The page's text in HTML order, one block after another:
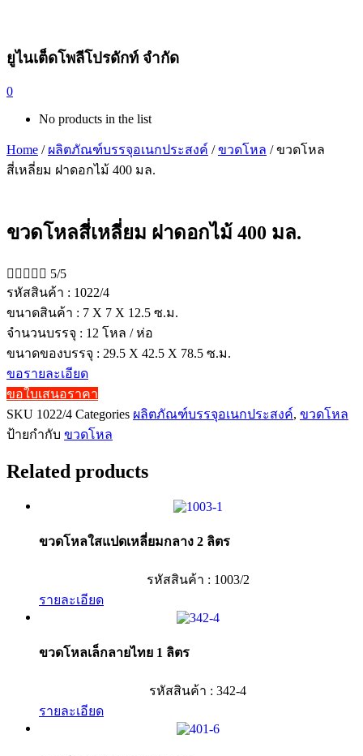
ยูไนเต็ดโพลีโปรดักท์ จำกัด
0
No products in the list
Home / ผลิตภัณฑ์บรรจุอเนกประสงค์ /ขวดโหล / ขวดโหล
สี่เหลี่ยม ฝาดอกไม้ 400 มล.
ขวดโหลสี่เหลี่ยม ฝาดอกไม้ 400 มล.
     5/5
รหัสสินค้า : 1022/4
ขนาดสินค้า : 7 X 7 X 12.5 ซ.ม.
จำนวนบรรจุ : 12 โหล / ห่อ
ขนาดของบรรจุ : 29.5 X 42.5 X 78.5 ซ.ม.
ขอรายละเอียด
ขอใบเสนอราคา
SKU 1022/4 Categories ผลิตภัณฑ์บรรจุอเนกประสงค์, ขวดโหล
ป้ายกำกับ ขวดโหล
Related products
ขวดโหลใสแปดเหลี่ยมกลาง 2 ลิตร
รหัสสินค้า : 1003/2
รายละเอียด
ขวดโหลเล็กลายไทย 1 ลิตร
รหัสสินค้า : 342-4
รายละเอียด